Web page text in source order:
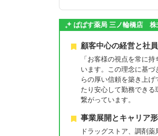
ぱぱす薬局 三ノ輪橋店 株
顧客中心の経営と社
「お客様の視点を常に
います。この理念に基
らの厚い信頼を築き上
たり安心して勤務でき
繋がっています。
事業展開とキャリア
ドラッグストア、調剤